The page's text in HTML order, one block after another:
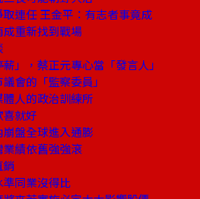
連任 王金平：有志者事竟成
重新找到戰場
」，蔡正元專心當「發言人」
會的「監察委員」
人的政治訓練所
就好
盤全球進入通膨
績依舊強強滾
同業沒得比